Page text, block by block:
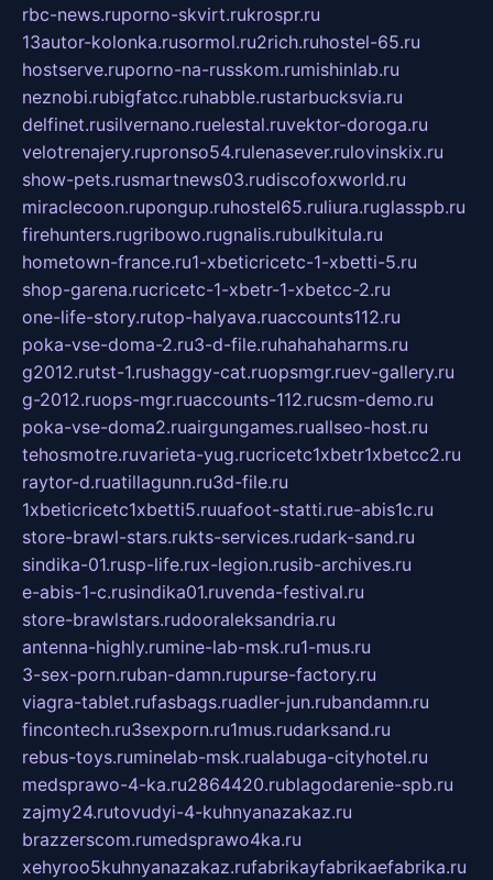
rbc-news.ruporno-skvirt.rukrospr.ru
13autor-kolonka.rusormol.ru2rich.ruhostel-65.ru
hostserve.ruporno-na-russkom.rumishinlab.ru
neznobi.rubigfatcc.ruhabble.rustarbucksvia.ru
delfinet.rusilvernano.ruelestal.ruvektor-doroga.ru
velotrenajery.rupronso54.rulenasever.rulovinskix.ru
show-pets.rusmartnews03.rudiscofoxworld.ru
miraclecoon.rupongup.ruhostel65.ruliura.ruglasspb.ru
firehunters.rugribowo.rugnalis.rubulkitula.ru
hometown-france.ru1-xbeticricetc-1-xbetti-5.ru
shop-garena.rucricetc-1-xbetr-1-xbetcc-2.ru
one-life-story.rutop-halyava.ruaccounts112.ru
poka-vse-doma-2.ru3-d-file.ruhahahaharms.ru
g2012.rutst-1.rushaggy-cat.ruopsmgr.ruev-gallery.ru
g-2012.ruops-mgr.ruaccounts-112.rucsm-demo.ru
poka-vse-doma2.ruairgungames.ruallseo-host.ru
tehosmotre.ruvarieta-yug.rucricetc1xbetr1xbetcc2.ru
raytor-d.ruatillagunn.ru3d-file.ru
1xbeticricetc1xbetti5.ruuafoot-statti.rue-abis1c.ru
store-brawl-stars.rukts-services.rudark-sand.ru
sindika-01.rusp-life.rux-legion.rusib-archives.ru
e-abis-1-c.rusindika01.ruvenda-festival.ru
store-brawlstars.rudooraleksandria.ru
antenna-highly.rumine-lab-msk.ru1-mus.ru
3-sex-porn.ruban-damn.rupurse-factory.ru
viagra-tablet.rufasbags.ruadler-jun.rubandamn.ru
fincontech.ru3sexporn.ru1mus.rudarksand.ru
rebus-toys.ruminelab-msk.rualabuga-cityhotel.ru
medsprawo-4-ka.ru2864420.rublagodarenie-spb.ru
zajmy24.rutovudyi-4-kuhnyanazakaz.ru
brazzerscom.rumedsprawo4ka.ru
xehyroo5kuhnyanazakaz.rufabrikayfabrikaefabrika.ru